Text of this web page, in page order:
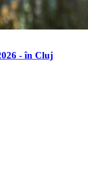
- în Cluj